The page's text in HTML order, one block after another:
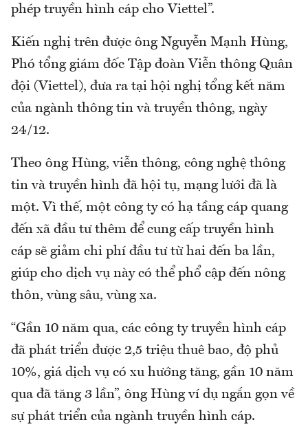
phép truyền hình cáp cho Viettel”.
Kiến nghị trên được ông Nguyễn Mạnh Hùng,
Phó tổng giám đốc Tập đoàn Viễn thông Quân
đội (Viettel), đưa ra tại hội nghị tổng kết năm
của ngành thông tin và truyền thông, ngày
24/12.
Theo ông Hùng, viễn thông, công nghệ thông
tin và truyền hình đã hội tụ, mạng lưới đã là
một. Vì thế, một công ty có hạ tầng cáp quang
đến xã đầu tư thêm để cung cấp truyền hình
cáp sẽ giảm chi phí đầu tư từ hai đến ba lần,
giúp cho dịch vụ này có thể phổ cập đến nông
thôn, vùng sâu, vùng xa.
“Gần 10 năm qua, các công ty truyền hình cáp
đã phát triển được 2,5 triệu thuê bao, độ phủ
10%, giá dịch vụ có xu hướng tăng, gần 10 năm
qua đã tăng 3 lần”, ông Hùng ví dụ ngắn gọn về
sự phát triển của ngành truyền hình cáp.